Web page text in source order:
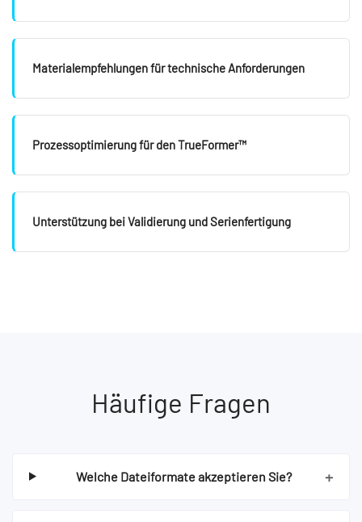
Materialempfehlungen für technische Anforderungen
Prozessoptimierung für den TrueFormer™
Unterstützung bei Validierung und Serienfertigung
Häufige Fragen
Welche Dateiformate akzeptieren Sie? +